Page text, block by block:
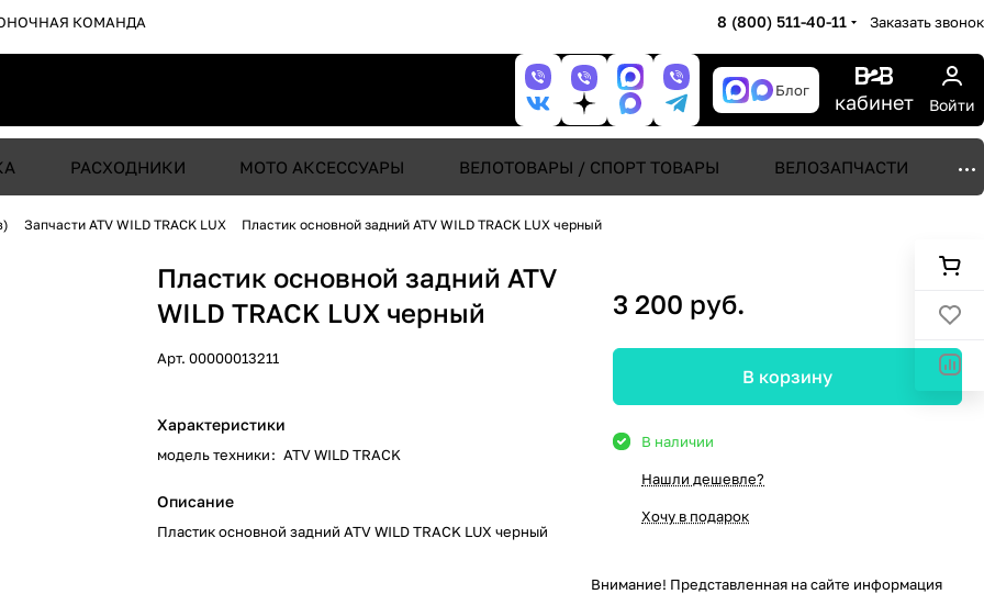
КОМАНДА 8 (800) 511-40-11 Заказать звонок
Блог кабинет Войти
РАСХОДНИКИ МОТО АКСЕССУАРЫ ВЕЛОТОВАРЫ / СПОРТ ТОВАРЫ ВЕЛОЗАПЧАСТИ
Запчасти ATV WILD TRACK LUX Пластик основной задний ATV WILD TRACK LUX черный
Пластик основной задний ATV
WILD TRACK LUX черный
Арт.00000013211
Характеристики
модель техники: ATV WILD TRACK
Описание
Пластик основной задний ATV WILD TRACK LUX черный
3 200 руб.
В корзину
В наличии
Нашли дешевле?
Хочу в подарок
Внимание! Представленная на сайте информация